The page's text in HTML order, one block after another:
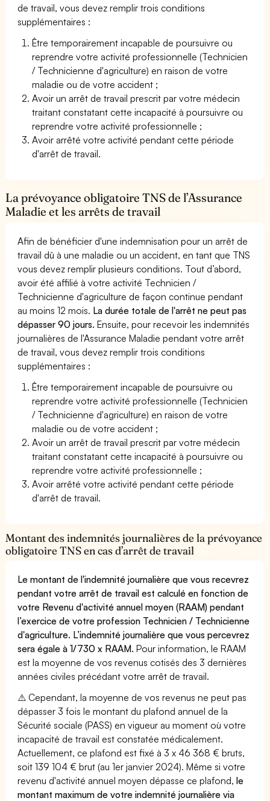
de travail, vous devez remplir trois conditions
supplémentaires :
Être temporairement incapable de poursuivre ou
reprendre votre activité professionnelle (Technicien
/ Technicienne d'agriculture) en raison de votre
maladie ou de votre accident ;
Avoir un arrêt de travail prescrit par votre médecin
traitant constatant cette incapacité à poursuivre ou
reprendre votre activité professionnelle ;
Avoir arrêté votre activité pendant cette période
d'arrêt de travail.
La prévoyance obligatoire TNS de l’Assurance
Maladie et les arrêts de travail
Afin de bénéficier d'une indemnisation pour un arrêt de
travail dû à une maladie ou un accident, en tant que TNS
vous devez remplir plusieurs conditions. Tout d’abord,
avoir été affilié à votre activité Technicien /
Technicienne d'agriculture de façon continue pendant
au moins 12 mois. La durée totale de l'arrêt ne peut pas
dépasser 90 jours. Ensuite, pour recevoir les indemnités
journalières de l'Assurance Maladie pendant votre arrêt
de travail, vous devez remplir trois conditions
supplémentaires :
Être temporairement incapable de poursuivre ou
reprendre votre activité professionnelle (Technicien
/ Technicienne d'agriculture) en raison de votre
maladie ou de votre accident ;
Avoir un arrêt de travail prescrit par votre médecin
traitant constatant cette incapacité à poursuivre ou
reprendre votre activité professionnelle ;
Avoir arrêté votre activité pendant cette période
d'arrêt de travail.
Montant des indemnités journalières de la prévoyance
obligatoire TNS en cas d’arrêt de travail
Le montant de l'indemnité journalière que vous recevrez
pendant votre arrêt de travail est calculé en fonction de
votre Revenu d'activité annuel moyen (RAAM) pendant
l’exercice de votre profession Technicien / Technicienne
d'agriculture. L’indemnité journalière que vous percevrez
sera égale à 1/730 x RAAM. Pour information, le RAAM
est la moyenne de vos revenus cotisés des 3 dernières
années civiles précédant votre arrêt de travail.
⚠️ Cependant, la moyenne de vos revenus ne peut pas
dépasser 3 fois le montant du plafond annuel de la
Sécurité sociale (PASS) en vigueur au moment où votre
incapacité de travail est constatée médicalement.
Actuellement, ce plafond est fixé à 3 x 46 368 € bruts,
soit 139 104 € brut (au 1er janvier 2024). Même si votre
revenu d'activité annuel moyen dépasse ce plafond,le
montant maximum de votre indemnité journalière via